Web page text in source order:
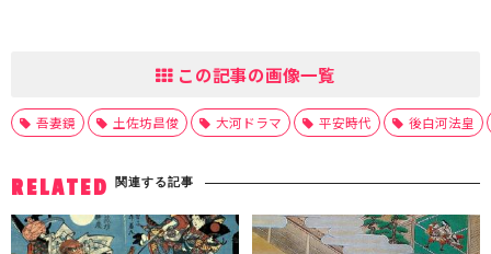
この記事の画像一覧
吾妻鏡 土佐坊昌俊 大河ドラマ 平安時代 後白河法皇
RELATED 関連する記事